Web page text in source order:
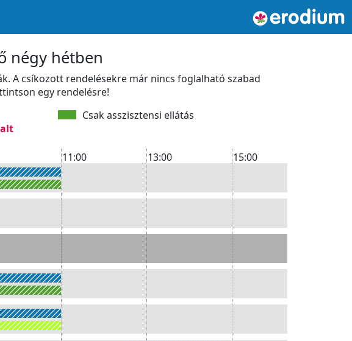
négy hétben
A csíkozott rendelésekre már nincs foglalható szabad
egy rendelésre!
Csak asszisztensi ellátás
11:00 13:00
15:00